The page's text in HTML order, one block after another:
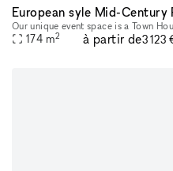
174 m2 à partir de3 123